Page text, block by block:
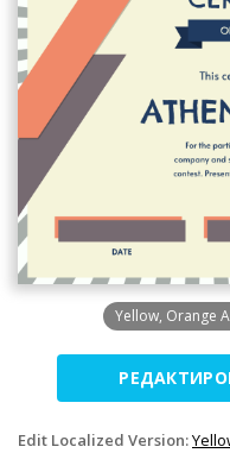
Yellow, Orange
Edit Localized Version: